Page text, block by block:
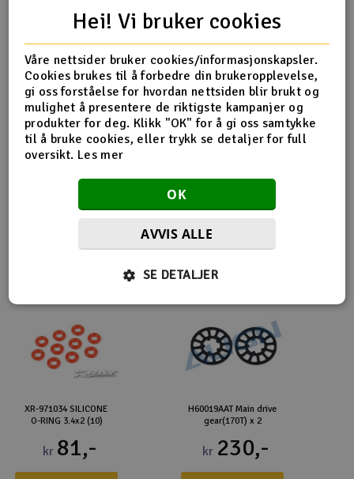
Radioutstyr
Raketter
Smarthjem, lek & hobby
Solenergi
Sparkesykler & elkjøretøy
Verktøy, utstyr & tilbehør
Produktinfo Tips en venn Anmeldelser
Produktinformasjon
XR-353580 Composite Wing Holder Brace
Flere så også på
XR-971034 SILICONE
O-RING 3.4x2 (10)
kr 81,-
H60019AAT Main drive
gear(170T) x 2
kr 230,-
Hei! Vi bruker cookies
Våre nettsider bruker cookies/informasjonskapsler.
Cookies brukes til å forbedre din brukeropplevelse,
gi oss forståelse for hvordan nettsiden blir brukt og
mulighet å presentere de riktigste kampanjer og
produkter for deg. Klikk "OK" for å gi oss samtykke
til å bruke cookies, eller trykk se detaljer for full
oversikt. Les mer
OK
AVVIS ALLE
SE DETALJER